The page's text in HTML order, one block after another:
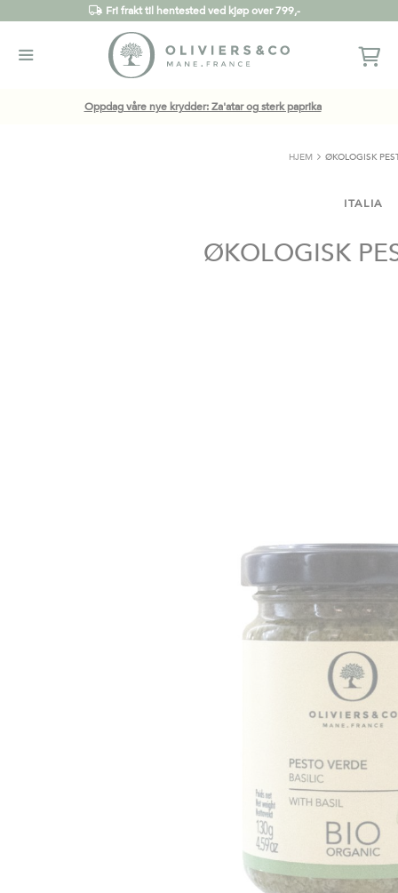
Fri frakt til hentested ved kjøp over 799,-
Oppdag våre nye krydder: Za'atar og sterk paprika
HJEM ØKOLOGISK
ITALIA
ØKOLOGISK